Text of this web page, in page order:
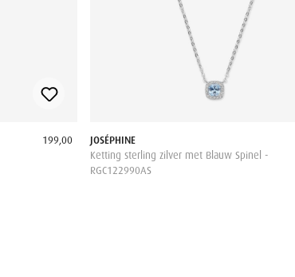
199,00
JOSÉPHINE
Ketting sterling zilver met Blauw Spinel -
RGC122990AS